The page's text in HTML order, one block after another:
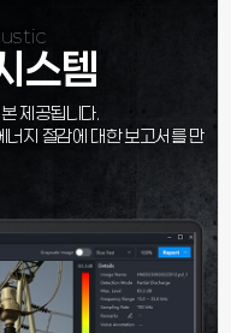
스템
제공됩니다.
너지 절감에 대한 보고서를 만